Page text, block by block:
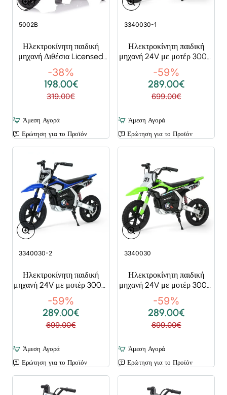
Super Deals
5002B
Ηλεκτροκίνητη παιδική
μηχανή Διθέσια Licensed
BMW F850 GS Police με
ελαστικά EVA Λευκή
-38%
198.00€
319.00€
Άμεση Αγορά
Ερώτηση για το Προϊόν
Super Deals
3340030-1
Ηλεκτροκίνητη παιδική
μηχανή 24V με μοτέρ 300W
brushless σε κίτρινο χρώμα
-59%
289.00€
699.00€
Άμεση Αγορά
Ερώτηση για το Προϊόν
Super Deals
3340030-2
Ηλεκτροκίνητη παιδική
μηχανή 24V με μοτέρ 300W
brushless σε μπλε χρώμα
-59%
289.00€
699.00€
Άμεση Αγορά
Ερώτηση για το Προϊόν
Super Deals
3340030
Ηλεκτροκίνητη παιδική
μηχανή 24V με μοτέρ 300W
brushless σε πράσινο χρώμα
-59%
289.00€
699.00€
Άμεση Αγορά
Ερώτηση για το Προϊόν